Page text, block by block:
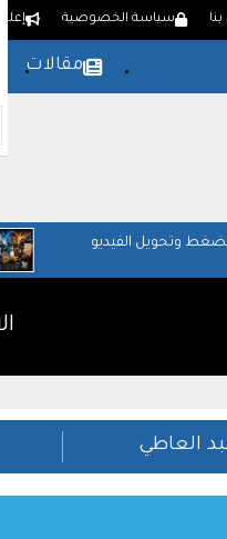
سياسة الخصوصية إعلن
مقالات
العاطي